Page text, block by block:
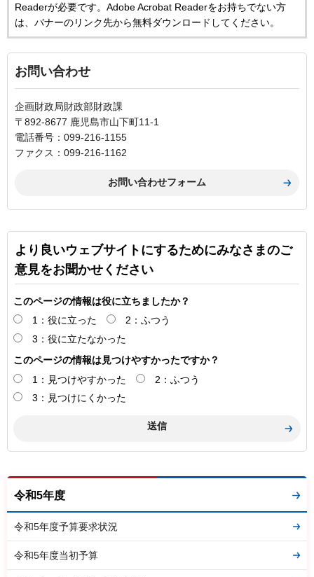
Readerが必要です。Adobe Acrobat Readerをお持ちでない方
は、バナーのリンク先から無料ダウンロードしてください。
お問い合わせ
企画財政局財政部財政課
〒892-8677 鹿児島市山下町11-1
電話番号：099-216-1155
ファクス：099-216-1162
より良いウェブサイトにするためにみなさまのご
意見をお聞かせください
このページの情報は役に立ちましたか？
1：役に立った
2：ふつう
3：役に立たなかった
このページの情報は見つけやすかったですか？
1：見つけやすかった
2：ふつう
3：見つけにくかった
令和5年度
令和5年度予算要求状況
令和5年度当初予算